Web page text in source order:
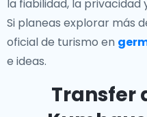
la fiabilidad, la privacidad
Si planeas explorar más
oficial de turismo en
e ideas.
Transfer